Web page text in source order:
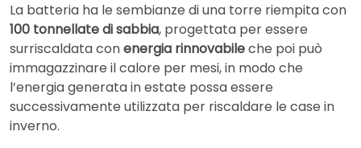
La batteria ha le sembianze di una torre riempita con
100 tonnellate di sabbia, progettata per essere
surriscaldata conenergia rinnovabileche poi può
immagazzinare il calore per mesi, in modo che
l’energia generata in estate possa essere
successivamente utilizzata per riscaldare le case in
inverno.